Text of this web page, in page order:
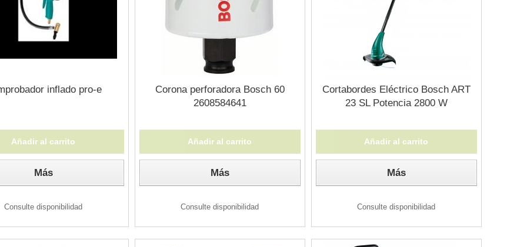
inflado pro-e
Añadir al carrito
Más
Consulte disponibilidad
Corona perforadora Bosch 60
2608584641
Añadir al carrito
Más
Consulte disponibilidad
Cortabordes Eléctrico Bosch ART
23 SL Potencia 2800 W
Añadir al carrito
Más
Consulte disponibilidad